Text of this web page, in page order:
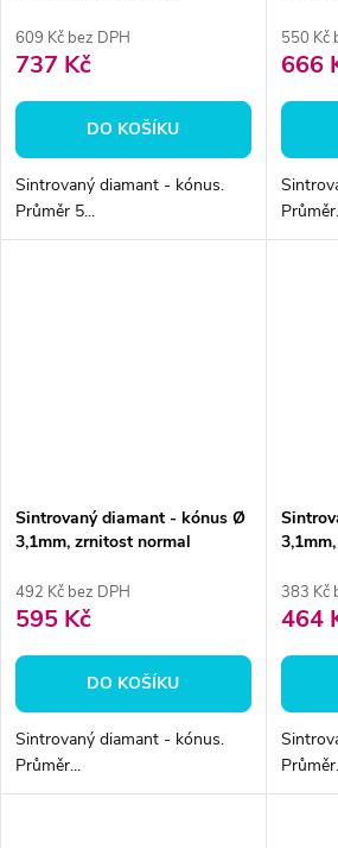
609 Kč bez DPH
737 Kč
DO KOŠÍKU
Sintrovaný diamant - kónus.
Průměr 5...
550 Kč
666
Sintrovaný diamant - kónus Ø
3,1mm, zrnitost normal
492 Kč bez DPH
595 Kč
DO KOŠÍKU
Sintrovaný diamant - kónus.
Průměr...
383 Kč
464